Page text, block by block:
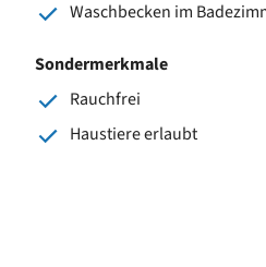
Waschbecken im
Sondermerkmale
Rauchfrei
Haustiere erlaubt